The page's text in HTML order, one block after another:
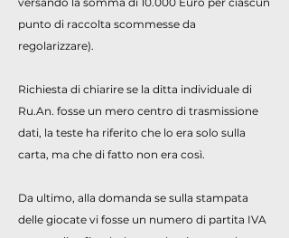
punto di raccolta scommesse da
regolarizzare).
Richiesta di chiarire se la ditta individuale di
Ru.An. fosse un mero centro di trasmissione
dati, la teste ha riferito che lo era solo sulla
carta, ma che di fatto non era così.
Da ultimo, alla domanda se sulla stampata
delle giocate vi fosse un numero di partita IVA